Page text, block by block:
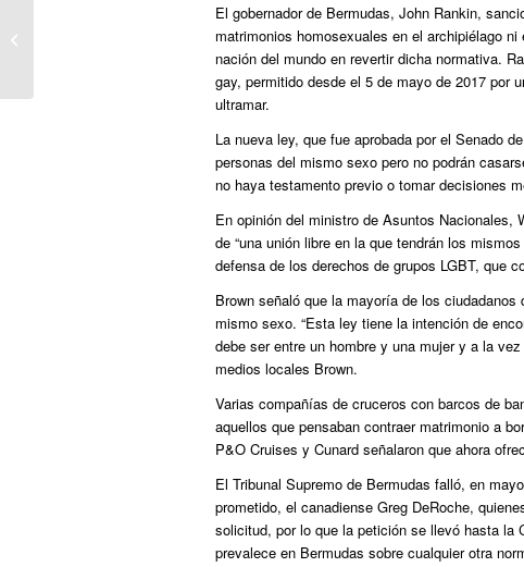
El gobernador de Bermudas, John Rankin,
matrimonios homosexuales en el archipiélago
nación del mundo en revertir dicha normativa.
gay, permitido desde el 5 de mayo de 2017 por
ultramar.
La nueva ley, que fue aprobada por el Senado
personas del mismo sexo pero no podrán
no haya testamento previo o tomar decisiones
En opinión del ministro de Asuntos Nacionales,
de “una unión libre en la que tendrán los
defensa de los derechos de grupos LGBT, que
Brown señaló que la mayoría de los
mismo sexo. “Esta ley tiene la intención de
debe ser entre un hombre y una mujer y a la
medios locales Brown.
Varias compañías de cruceros con barcos de
aquellos que pensaban contraer matrimonio a
P&O Cruises y Cunard señalaron que ahora
El Tribunal Supremo de Bermudas falló, en
prometido, el canadiense Greg DeRoche,
solicitud, por lo que la petición se llevó hasta la
prevalece en Bermudas sobre cualquier otra
Los adolescentes trans no acceden a
la atención médica que necesitan